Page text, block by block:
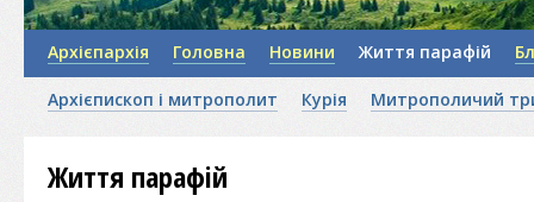
Архієпархія Головна Новини Життя парафій
Архієпископ і митрополит Курія Митрополичий
Життя парафій